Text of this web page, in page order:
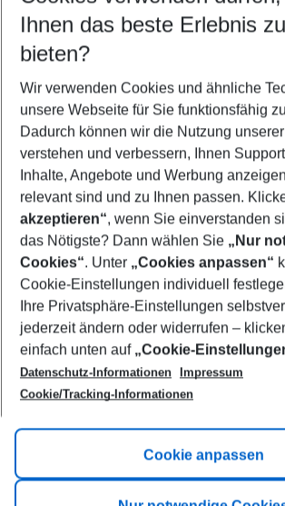
Find the perfect deal which suits your best
Your departure airport
Any airport
Select your date range
11/08/26–09/08/27 5-8 nights
Who will travel
2 adults No children
Show more filter
Footer
Footer navigation
Title A
Link A
Ihnen das beste Erlebnis zu
bieten?
Wir verwenden Cookies und ähnliche
unsere Webseite für Sie funktionsfähig
Dadurch können wir die Nutzung
verstehen und verbessern, Ihnen
Inhalte, Angebote und Werbung
relevant sind und zu Ihnen passen.
akzeptieren“, wenn Sie einverstanden
das Nötigste? Dann wählen Sie „Nur
Cookies“. Unter „Cookies anpassen“
Cookie-Einstellungen individuell
Ihre Privatsphäre-Einstellungen
jederzeit ändern oder widerrufen –
einfach unten auf „Cookie-
Datenschutz-Informationen
Impressum
Cookie/Tracking-Informationen
Cookie anpassen